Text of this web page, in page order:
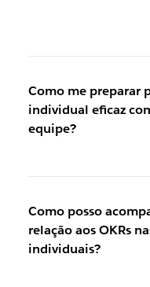
Como me preparar
individual eficaz
equipe?
Como posso
relação aos OKRs
individuais?